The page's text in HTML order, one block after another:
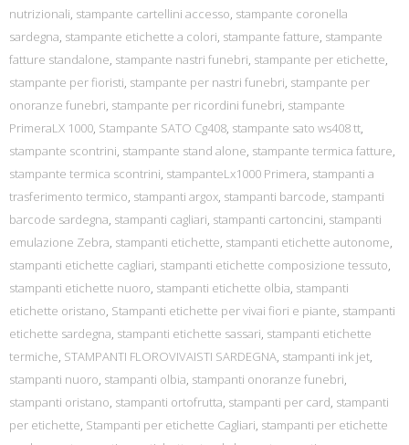
nutrizionali, stampante cartellini accesso, stampante coronella
sardegna, stampante etichette a colori, stampante fatture, stampante
fatture standalone, stampante nastri funebri, stampante per etichette,
stampante per fioristi, stampante per nastri funebri, stampante per
onoranze funebri, stampante per ricordini funebri, stampante
PrimeraLX 1000, Stampante SATO Cg408, stampante sato ws408 tt,
stampante scontrini, stampante stand alone, stampante termica fatture,
stampante termica scontrini, stampanteLx1000 Primera, stampanti a
trasferimento termico, stampanti argox, stampanti barcode, stampanti
barcode sardegna, stampanti cagliari, stampanti cartoncini, stampanti
emulazione Zebra, stampanti etichette, stampanti etichette autonome,
stampanti etichette cagliari, stampanti etichette composizione tessuto,
stampanti etichette nuoro, stampanti etichette olbia, stampanti
etichette oristano, Stampanti etichette per vivai fiori e piante, stampanti
etichette sardegna, stampanti etichette sassari, stampanti etichette
termiche, STAMPANTI FLOROVIVAISTI SARDEGNA, stampanti ink jet,
stampanti nuoro, stampanti olbia, stampanti onoranze funebri,
stampanti oristano, stampanti ortofrutta, stampanti per card, stampanti
per etichette, Stampanti per etichette Cagliari, stampanti per etichette